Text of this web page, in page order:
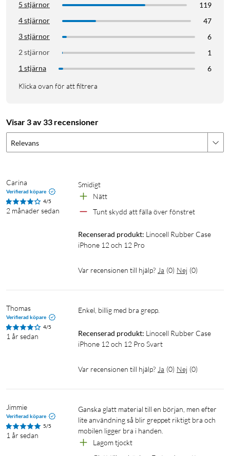
5 stjärnor
119
4 stjärnor
47
3 stjärnor
6
2 stjärnor
1
1 stjärna
6
Klicka ovan för att filtrera
Visar 3 av 33 recensioner
Relevans
Carina
Verifierad köpare
4/5
2 månader sedan
Smidigt
Nätt
Tunt skydd att fälla över fönstret
Recenserad produkt: Linocell Rubber Case
iPhone 12 och 12 Pro
Var recensionen till hjälp? Ja (0) Nej (0)
Thomas
Verifierad köpare
4/5
1 år sedan
Enkel, billig med bra grepp.
Recenserad produkt: Linocell Rubber Case
iPhone 12 och 12 Pro Svart
Var recensionen till hjälp? Ja (0) Nej (0)
Jimmie
Verifierad köpare
5/5
1 år sedan
Ganska glatt material till en början, men efter
lite användning så blir greppet riktigt bra och
Lagom tjockt